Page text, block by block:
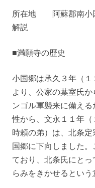
所在地 阿蘇郡南小
解説
■満願寺の歴史
小国郷は承久３年（
より、公家の葉室氏
ンゴル軍襲来に備え
性から、文永１１年（
時頼の弟）は、北条
国郷に下向しました
ており、北条氏にと
らみをきかせるという